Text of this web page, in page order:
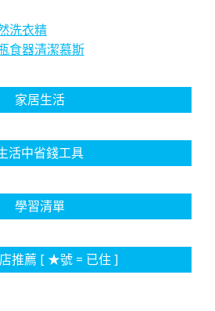
洗衣精
食器清潔慕斯
家居生活
活中省錢工具
學習清單
推薦 [ ★號 = 已住 ]